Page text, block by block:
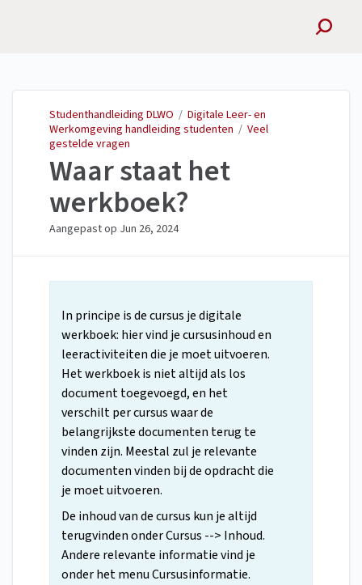
Studenthandleiding DLWO / Digitale Leer- en
Werkomgeving handleiding studenten / Veel
gestelde vragen
Waar staat het
werkboek?
Aangepast op Jun 26, 2024
In principe is de cursus je digitale
werkboek: hier vind je cursusinhoud en
leeractiviteiten die je moet uitvoeren.
Het werkboek is niet altijd als los
document toegevoegd, en het
verschilt per cursus waar de
belangrijkste documenten terug te
vinden zijn. Meestal zul je relevante
documenten vinden bij de opdracht die
je moet uitvoeren.
De inhoud van de cursus kun je altijd
terugvinden onder Cursus --> Inhoud.
Andere relevante informatie vind je
onder het menu Cursusinformatie.